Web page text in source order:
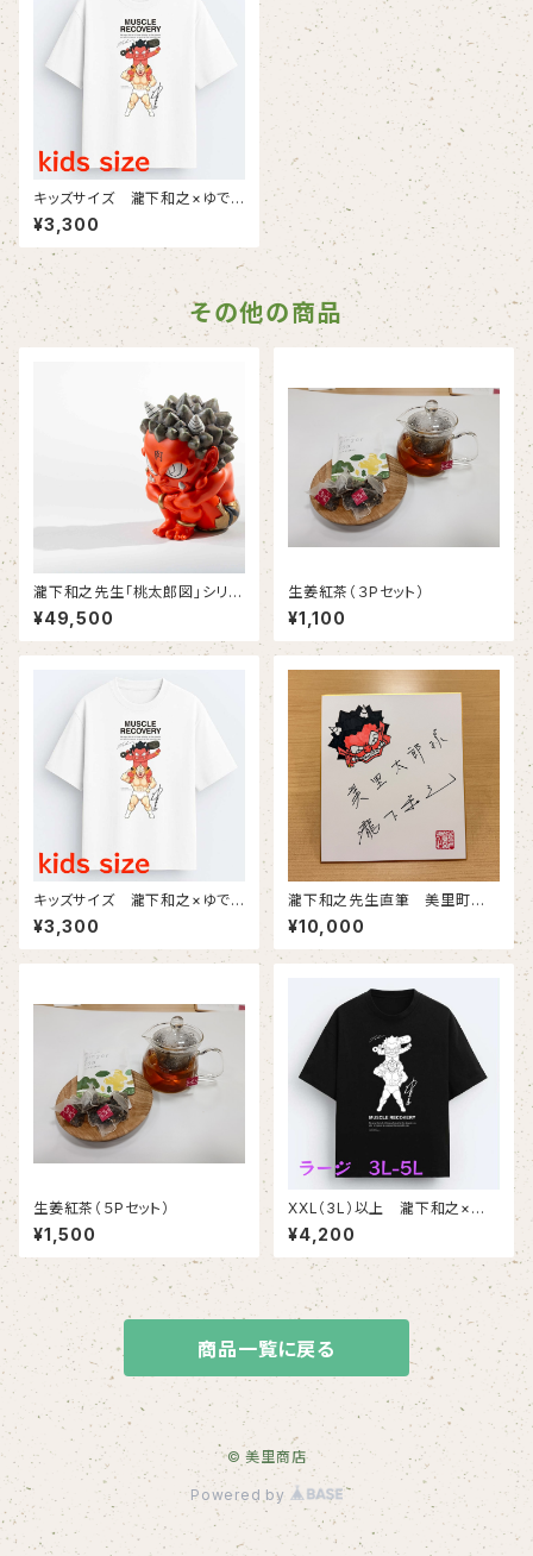
キッズサイズ 瀧下和之×ゆでた
まごコラボチャリティTシャツ（白
生地にフルカラープリント）
¥3,300
その他の商品
瀧下和之先生「桃太郎図」シリー
ズ 額に「肉」の赤鬼フィギュ
ア 美里町豪雨災害チャリティ
第３弾！（4月発送）
¥49,500
生姜紅茶（３Pセット）
¥1,100
キッズサイズ 瀧下和之×ゆでた
まごコラボチャリティTシャツ（白
生地にフルカラープリント）
¥3,300
瀧下和之先生直筆 美里町復
興チャリティ色紙（小）
¥10,000
生姜紅茶（５Pセット）
¥1,500
XXL（3L）以上 瀧下和之×ゆ
でたまごコラボチャリティTシャ
ツ（黒生地にモノクロプリント）
¥4,200
商品一覧に戻る
© 美里商店
Powered by